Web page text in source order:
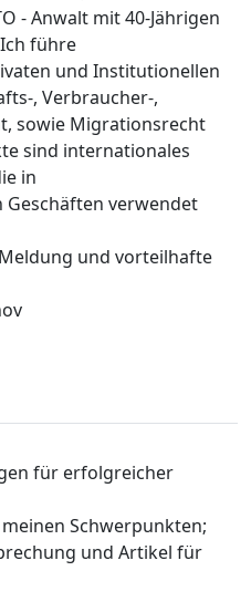
- Anwalt mit 40-Jährigen
führe
und Institutionellen
, Verbraucher-,
sowie Migrationsrecht
sind internationales
in
verwendet
und vorteilhafte
für erfolgreicher
Schwerpunkten;
und Artikel für